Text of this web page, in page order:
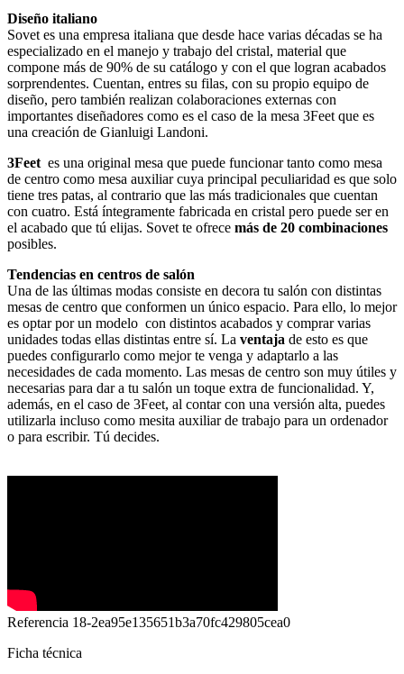
Diseño italiano
Sovet es una empresa italiana que desde hace varias décadas se ha
especializado en el manejo y trabajo del cristal, material que
compone más de 90% de su catálogo y con el que logran acabados
sorprendentes. Cuentan, entres su filas, con su propio equipo de
diseño, pero también realizan colaboraciones externas con
importantes diseñadores como es el caso de la mesa 3Feet que es
una creación de Gianluigi Landoni.
3Feet es una original mesa que puede funcionar tanto como mesa
de centro como mesa auxiliar cuya principal peculiaridad es que solo
tiene tres patas, al contrario que las más tradicionales que cuentan
con cuatro. Está íntegramente fabricada en cristal pero puede ser en
el acabado que tú elijas. Sovet te ofrece más de 20 combinaciones
posibles.
Tendencias en centros de salón
Una de las últimas modas consiste en decora tu salón con distintas
mesas de centro que conformen un único espacio. Para ello, lo mejor
es optar por un modelo con distintos acabados y comprar varias
unidades todas ellas distintas entre sí. La ventaja de esto es que
puedes configurarlo como mejor te venga y adaptarlo a las
necesidades de cada momento. Las mesas de centro son muy útiles y
necesarias para dar a tu salón un toque extra de funcionalidad. Y,
además, en el caso de 3Feet, al contar con una versión alta, puedes
utilizarla incluso como mesita auxiliar de trabajo para un ordenador
o para escribir. Tú decides.
Referencia 18-2ea95e135651b3a70fc429805cea0
Ficha técnica